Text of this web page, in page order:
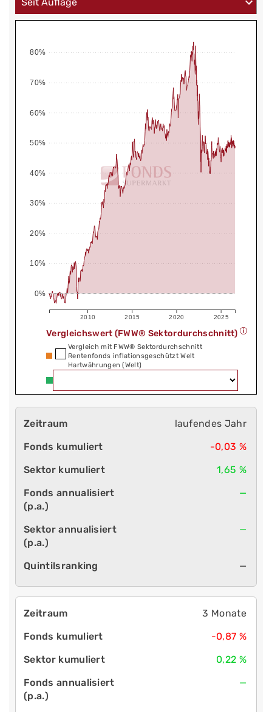
2010 2015 2020 2025
0%
10%
20%
30%
40%
50%
60%
70%
80%
Vergleichswert (FWW® Sektordurchschnitt)
Vergleich mit FWW® Sektordurchschnitt
Rentenfonds inflationsgeschützt Welt
Hartwährungen (Welt)
laufendes Jahr
-0,03 %
1,65 %
—
—
—
3 Monate
-0,87 %
0,22 %
—